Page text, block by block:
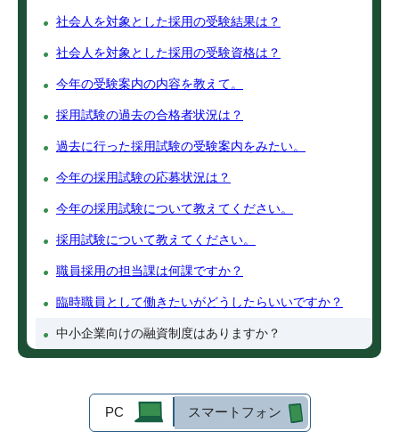
社会人を対象とした採用の受験結果は？
社会人を対象とした採用の受験資格は？
今年の受験案内の内容を教えて。
採用試験の過去の合格者状況は？
過去に行った採用試験の受験案内をみたい。
今年の採用試験の応募状況は？
今年の採用試験について教えてください。
採用試験について教えてください。
職員採用の担当課は何課ですか？
臨時職員として働きたいがどうしたらいいですか？
中小企業向けの融資制度はありますか？
PC スマートフォン